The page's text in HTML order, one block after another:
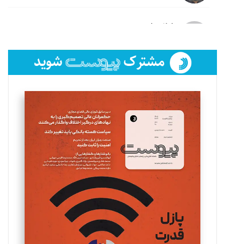
لیلا حنارود
فائزه فتحی رستمی
تحریریه
سروش کرمیان
تحریریه
مینا پاکدل
یسنا امان‌پور
تحریریه